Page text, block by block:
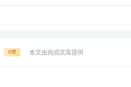
付费 本文由尚阅文库提供